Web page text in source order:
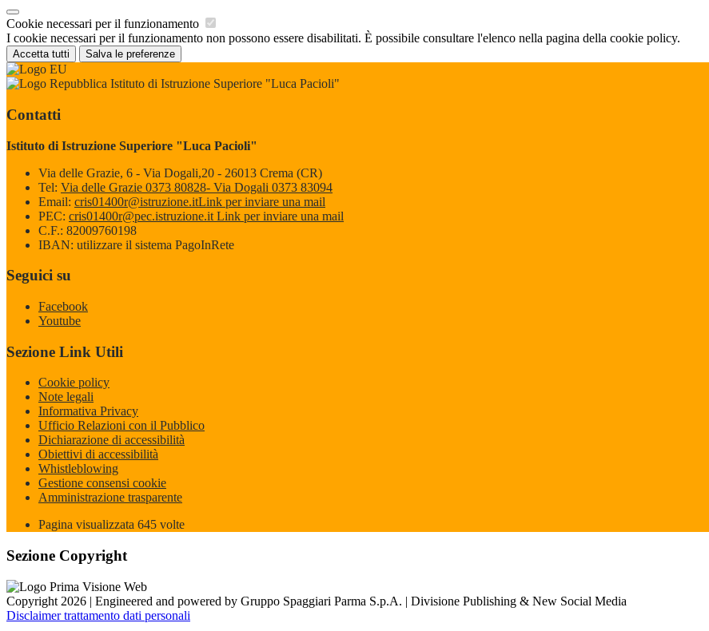
Cookie necessari per il funzionamento
I cookie necessari per il funzionamento non possono essere disabilitati. È possibile consultare l'elenco nella pagina della cookie policy.
Accetta tutti Salva le preferenze
Istituto di Istruzione Superiore "Luca Pacioli"
Contatti
Istituto di Istruzione Superiore "Luca Pacioli"
Via delle Grazie, 6 - Via Dogali,20 - 26013 Crema (CR)
Tel: Via delle Grazie 0373 80828- Via Dogali 0373 83094
Email: cris01400r@istruzione.itLink per inviare una mail
PEC: cris01400r@pec.istruzione.it Link per inviare una mail
C.F.: 82009760198
IBAN: utilizzare il sistema PagoInRete
Seguici su
Facebook
Youtube
Sezione Link Utili
Cookie policy
Note legali
Informativa Privacy
Ufficio Relazioni con il Pubblico
Dichiarazione di accessibilità
Obiettivi di accessibilità
Whistleblowing
Gestione consensi cookie
Amministrazione trasparente
Pagina visualizzata 645 volte
Sezione Copyright
Copyright 2026 | Engineered and powered by Gruppo Spaggiari Parma S.p.A. | Divisione Publishing & New Social Media
Disclaimer trattamento dati personali